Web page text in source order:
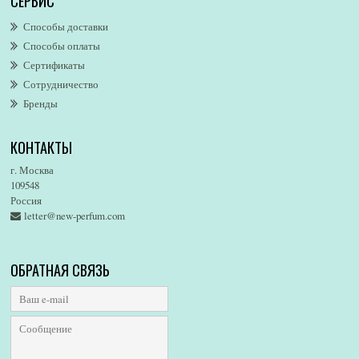
Alsayad
Altaia
Alvarez Gomez
Alviero Martini
Alyson Oldoini
American Eagle
Amore Segreto
Amorino
Amouage
Amzan
Andre D`Archer
Andrea Maack
Способы доставки
Способы оплаты
Сертификаты
Сотрудничество
Бренды
КОНТАКТЫ
г. Москва
109548
Россия
letter@new-perfum.com
ОБРАТНАЯ СВЯЗЬ